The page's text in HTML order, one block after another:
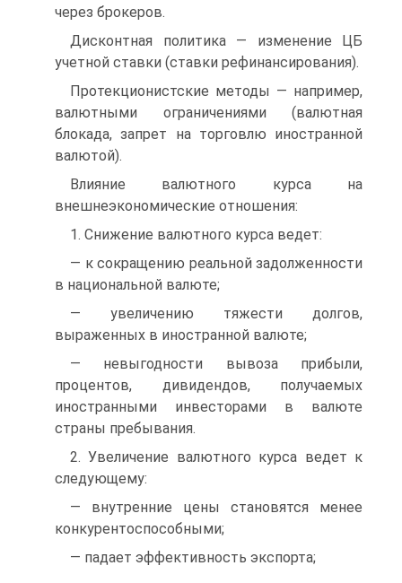
через брокеров.
Дисконтная политика — изменение ЦБ
учетной ставки (ставки рефинансирования).
Протекционистские методы — например,
валютными ограничениями (валютная
блокада, запрет на торговлю иностранной
валютой).
Влияние валютного курса на
внешнеэкономические отношения:
1. Снижение валютного курса ведет:
— к сокращению реальной задолженности
в национальной валюте;
— увеличению тяжести долгов,
выраженных в иностранной валюте;
— невыгодности вывоза прибыли,
процентов, дивидендов, получаемых
иностранными инвесторами в валюте
страны пребывания.
2. Увеличение валютного курса ведет к
следующему:
— внутренние цены становятся менее
конкурентоспособными;
— падает эффективность экспорта;